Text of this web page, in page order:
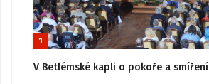
1
V Betlémské kapli o pokoře a smíření